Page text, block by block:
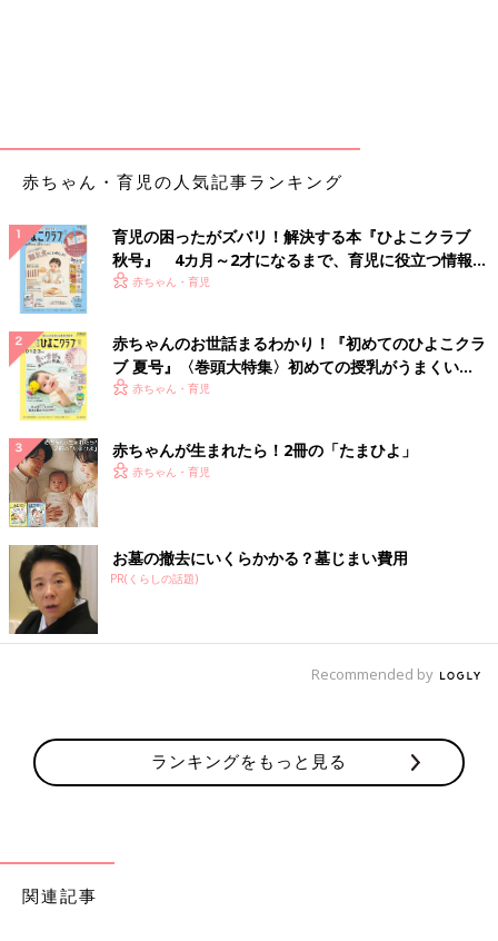
赤ちゃん・育児の人気記事ランキング
育児の困ったがズバリ！解決する本『ひよこクラブ
秋号』 4カ月～2才になるまで、育児に役立つ情報が
いっぱい！
赤ちゃん・育児
赤ちゃんのお世話まるわかり！『初めてのひよこクラ
ブ 夏号』〈巻頭大特集〉初めての授乳がうまくい
く！ おっぱい・ミルクの基本と夏のトラブル 解決テ
赤ちゃん・育児
赤ちゃんが生まれたら！2冊の「たまひよ」
赤ちゃん・育児
お墓の撤去にいくらかかる？墓じまい費用
PR(くらしの話題)
Recommended by
ランキングをもっと見る
関連記事